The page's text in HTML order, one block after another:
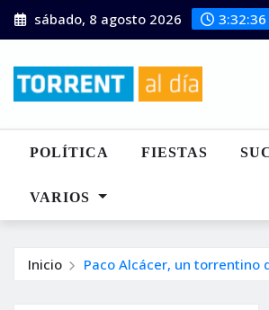
Saltar
al
sábado, 8 agosto 2026 3:32:36
POLÍTICA FIESTAS
VARIOS
Inicio Paco Alcácer, un torrentino